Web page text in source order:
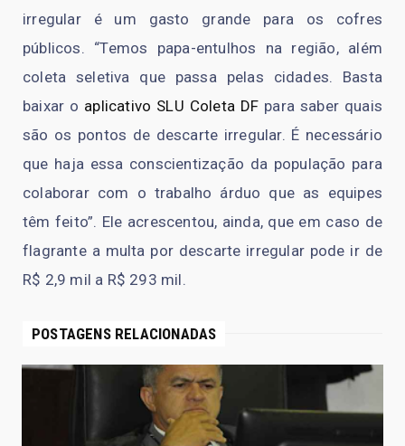
irregular é um gasto grande para os cofres
públicos. “Temos papa-entulhos na região, além
coleta seletiva que passa pelas cidades. Basta
baixar o aplicativo SLU Coleta DF para saber quais
são os pontos de descarte irregular. É necessário
que haja essa conscientização da população para
colaborar com o trabalho árduo que as equipes
têm feito”. Ele acrescentou, ainda, que em caso de
flagrante a multa por descarte irregular pode ir de
R$ 2,9 mil a R$ 293 mil.
POSTAGENS RELACIONADAS